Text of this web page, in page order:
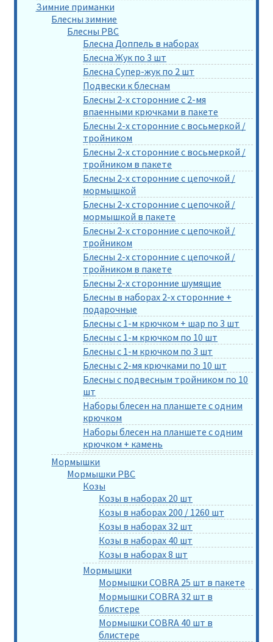
Зимние приманки
Блесны зимние
Блесны РВС
Блесна Доппель в наборах
Блесна Жук по 3 шт
Блесна Супер-жук по 2 шт
Подвески к блеснам
Блесны 2-х сторонние с 2-мя
впаенными крючками в пакете
Блесны 2-х сторонние с восьмеркой /
тройником
Блесны 2-х сторонние с восьмеркой /
тройником в пакете
Блесны 2-х сторонние с цепочкой /
мормышкой
Блесны 2-х сторонние с цепочкой /
мормышкой в пакете
Блесны 2-х сторонние с цепочкой /
тройником
Блесны 2-х сторонние с цепочкой /
тройником в пакете
Блесны 2-х сторонние шумящие
Блесны в наборах 2-х сторонние +
подарочные
Блесны с 1-м крючком + шар по 3 шт
Блесны с 1-м крючком по 10 шт
Блесны с 1-м крючком по 3 шт
Блесны с 2-мя крючками по 10 шт
Блесны с подвесным тройником по 10
шт
Наборы блесен на планшете с одним
крючком
Наборы блесен на планшете с одним
крючком + камень
Мормышки
Мормышки РВС
Козы
Козы в наборах 20 шт
Козы в наборах 200 / 1260 шт
Козы в наборах 32 шт
Козы в наборах 40 шт
Козы в наборах 8 шт
Мормышки
Мормышки COBRA 25 шт в пакете
Мормышки COBRA 32 шт в
блистере
Мормышки COBRA 40 шт в
блистере